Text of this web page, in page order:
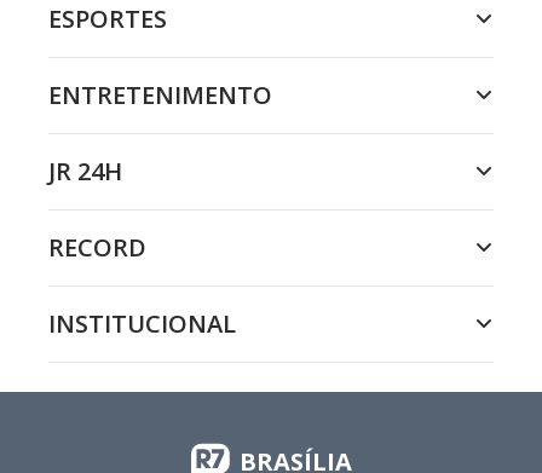
ESPORTES
ENTRETENIMENTO
JR 24H
RECORD
INSTITUCIONAL
BRASÍLIA